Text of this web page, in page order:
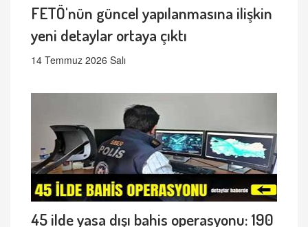
FETÖ'nün güncel yapılanmasına ilişkin
yeni detaylar ortaya çıktı
14 Temmuz 2026 Salı
45 ilde yasa dışı bahis operasyonu: 190